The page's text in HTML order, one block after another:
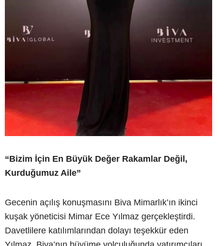
“Bizim İçin En Büyük Değer Rakamlar Değil,
Kurduğumuz Aile”
Gecenin açılış konuşmasını Biva Mimarlık’ın ikinci
kuşak yöneticisi Mimar Ece Yılmaz gerçekleştirdi.
Davetlilere katılımlarından dolayı teşekkür eden